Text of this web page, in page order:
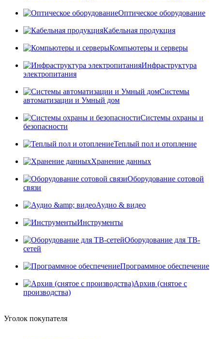
Оптическое оборудование
Кабельная продукция
Компьютеры и серверы
Инфраструктура
электропитания
Системы
автоматизации и Умный дом
Системы охраны и
безопасности
Теплый пол и отопление
Хранение данных
Оборудование сотовой
связи
Аудио & видео
Инструменты
Оборудование для ТВ-
сетей
Программное обеспечение
Архив (снятое с
производства)
Уголок покупателя